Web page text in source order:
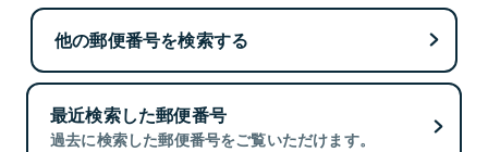
他の郵便番号を検索する
最近検索した郵便番号
過去に検索した郵便番号をご覧いただけます。